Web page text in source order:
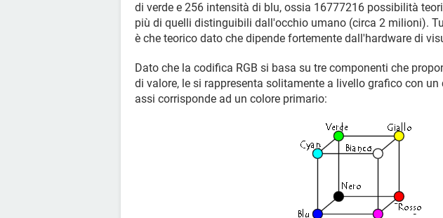
di verde e 256 intensità di blu, ossia 16777216 possibilità
più di quelli distinguibili dall'occhio umano (circa 2 milioni).
è che teorico dato che dipende fortemente dall'hardware di
Dato che la codifica RGB si basa su tre componenti che
di valore, le si rappresenta solitamente a livello grafico con
assi corrisponde ad un colore primario: